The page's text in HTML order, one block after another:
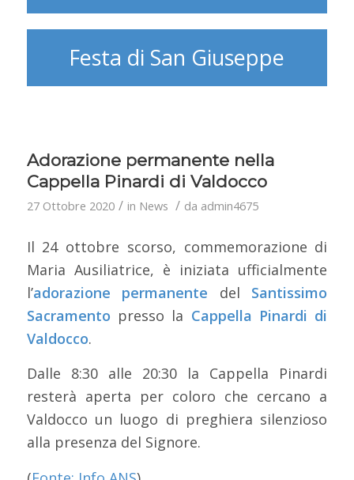
Festa di San Giuseppe
Adorazione permanente nella
Cappella Pinardi di Valdocco
27 Ottobre 2020 / in News / da admin4675
Il 24 ottobre scorso, commemorazione di
Maria Ausiliatrice, è iniziata ufficialmente
l’adorazione permanente del Santissimo
Sacramento presso la Cappella Pinardi di
Valdocco.
Dalle 8:30 alle 20:30 la Cappella Pinardi
resterà aperta per coloro che cercano a
Valdocco un luogo di preghiera silenzioso
alla presenza del Signore.